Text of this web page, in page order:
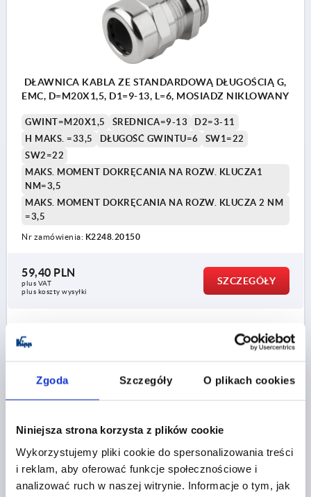
Zgoda Szczegóły O plikach cookies
Niniejsza strona korzysta z plików cookie
Wykorzystujemy pliki cookie do spersonalizowania treści
i reklam, aby oferować funkcje społecznościowe i
analizować ruch w naszej witrynie. Informacje o tym, jak
DŁAWNICA KABLA ZE STANDARDOWĄ DŁUGOŚCIĄ G,
EMC, D=M20X1,5, D1=9-13, L=6, MOSIADZ NIKLOWANY
GWINT=M20X1,5 ŚREDNICA=9-13
D2=3-11
H MAKS. =33,5
DŁUGOŚĆ GWINTU=6
SW1=22
SW2=22
MAKS. MOMENT DOKRĘCANIA NA ROZW. KLUCZA1
NM=3,5
MAKS. MOMENT DOKRĘCANIA NA ROZW. KLUCZA 2 NM
=3,5
Nr zamówienia: K2248.20150
59,40 PLN
plus VAT
plus koszty wysyłki
SZCZEGÓŁY
K2248
DŁAWNICA KABLA ZE STANDARDOWĄ DŁUGOŚCIĄ G,
EMC, D=M25X1,5, D1=11-16, L=7, MOSIADZ
NIKLOWANY